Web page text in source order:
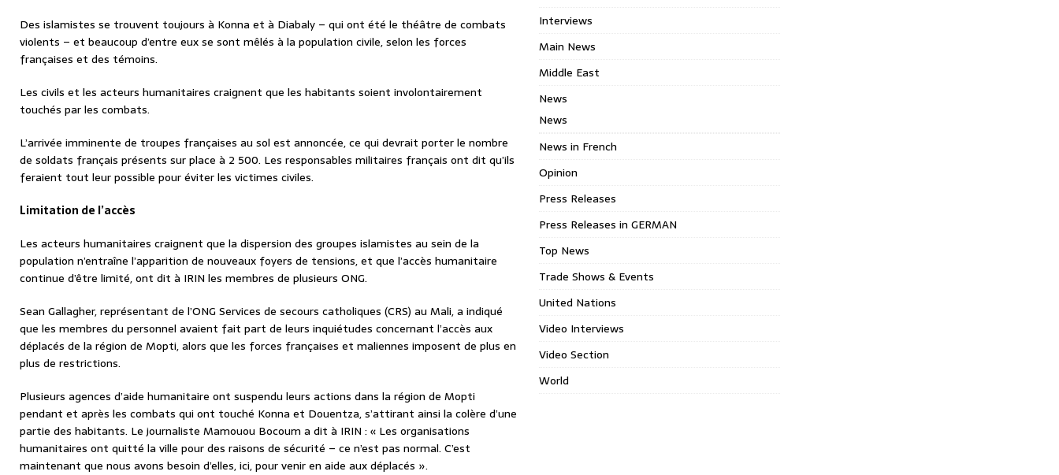
Des islamistes se trouvent toujours à Konna et à Diabaly – qui ont été le théâtre de combats
violents – et beaucoup d’entre eux se sont mêlés à la population civile, selon les forces
françaises et des témoins.
Les civils et les acteurs humanitaires craignent que les habitants soient involontairement
touchés par les combats.
L’arrivée imminente de troupes françaises au sol est annoncée, ce qui devrait porter le nombre
de soldats français présents sur place à 2 500. Les responsables militaires français ont dit qu’ils
feraient tout leur possible pour éviter les victimes civiles.
Limitation de l’accès
Les acteurs humanitaires craignent que la dispersion des groupes islamistes au sein de la
population n’entraîne l’apparition de nouveaux foyers de tensions, et que l’accès humanitaire
continue d’être limité, ont dit à IRIN les membres de plusieurs ONG.
Sean Gallagher, représentant de l’ONG Services de secours catholiques (CRS) au Mali, a indiqué
que les membres du personnel avaient fait part de leurs inquiétudes concernant l’accès aux
déplacés de la région de Mopti, alors que les forces françaises et maliennes imposent de plus en
plus de restrictions.
Plusieurs agences d’aide humanitaire ont suspendu leurs actions dans la région de Mopti
pendant et après les combats qui ont touché Konna et Douentza, s’attirant ainsi la colère d’une
partie des habitants. Le journaliste Mamouou Bocoum a dit à IRIN : « Les organisations
humanitaires ont quitté la ville pour des raisons de sécurité – ce n’est pas normal. C’est
maintenant que nous avons besoin d’elles, ici, pour venir en aide aux déplacés ».
Interviews
Main News
Middle East
News
News
News in French
Opinion
Press Releases
Press Releases in GERMAN
Top News
Trade Shows & Events
United Nations
Video Interviews
Video Section
World